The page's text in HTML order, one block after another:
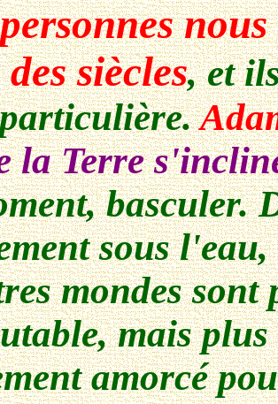
siècles, et
la Terre
basculer.
sous
mondes
mais
amorcé